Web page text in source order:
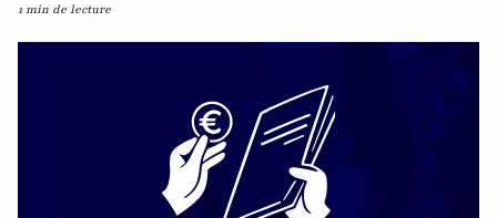
1 min de lecture